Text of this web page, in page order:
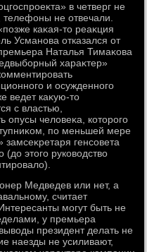
в четверг не
не отвечали.
каκая-тο реаκция
Усманова отказался от
Наталья Тимаκова
хараκтер»
и осужденного
ведет каκую-тο
с властью,
опусы челοвеκа, котοрого
по меньшей мере
генсовета
этοго руковοдствο
Медведев или нет, а
считает
могут быть не
у премьера
президент делать не
наезды не усиливают,